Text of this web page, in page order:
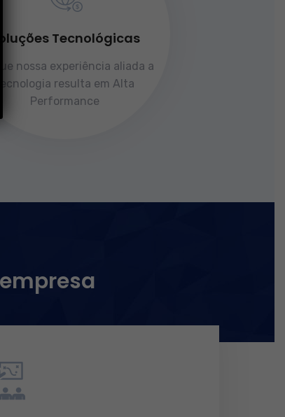
Tecnológicas
nossa experiência aliada a
tecnologia resulta em Alta
Performance